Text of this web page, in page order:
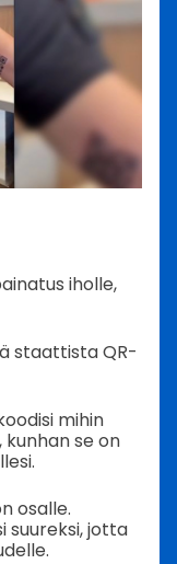
iholle,
staattista QR-
mihin
se on
osalle.
suureksi, jotta